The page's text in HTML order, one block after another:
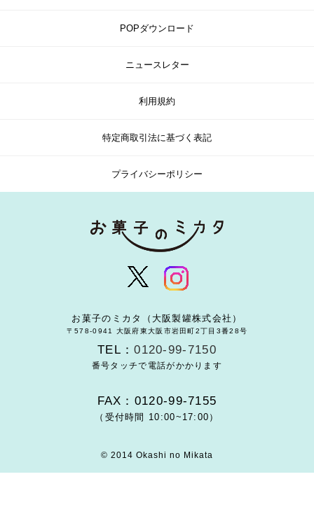
POPダウンロード
ニュースレター
利用規約
特定商取引法に基づく表記
プライバシーポリシー
お菓子のミカタ（大阪製罐株式会社）
〒578-0941 大阪府東大阪市岩田町2丁目3番28号
TEL：0120-99-7150
番号タッチで電話がかかります
FAX：0120-99-7155
（受付時間 10:00~17:00）
© 2014 Okashi no Mikata